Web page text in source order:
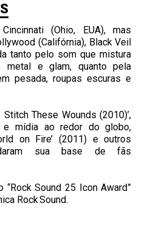
(Ohio, EUA), mas
(Califórnia), Black Veil
tanto pelo som que mistura
metal e glam, quanto pela
pesada, roupas escuras e
These Wounds (2010)’,
mídia ao redor do globo,
on Fire’ (2011) e outros
sua base de fãs
“Rock Sound 25 Icon Award”
Rock Sound.